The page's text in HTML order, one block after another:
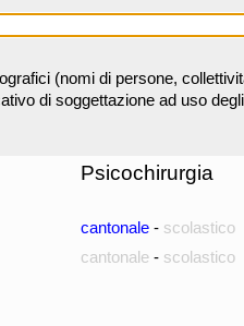
(nomi di persone,
di soggettazione ad uso
Psicochirurgia
cantonale - scolastico
cantonale - scolastico